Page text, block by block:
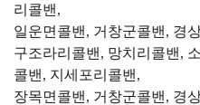
리콜밴,
일운면콜밴, 거창군콜밴, 경
구조라리콜밴, 망치리콜밴,
콜밴, 지세포리콜밴,
장목면콜밴, 거창군콜밴, 경